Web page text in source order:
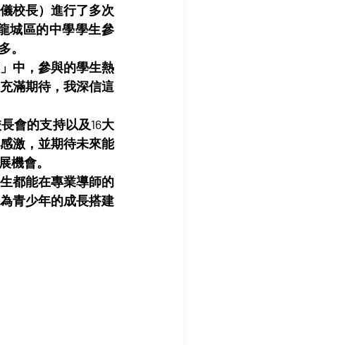
校長）進行了多次
城區的中學學生參
。
中，參與的學生熱
滿期待，我深信這
會的支持以及16大
激，並期待未來能
機會。
都能在專業導師的
青少年的成長搭建